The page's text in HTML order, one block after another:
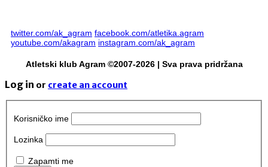
twitter.com/ak_agram facebook.com/atletika.agram
youtube.com/akagram instagram.com/ak_agram
Atletski klub Agram ©2007-2026 | Sva prava pridržana
Log in or create an account
Korisničko ime
Lozinka
Zapamti me